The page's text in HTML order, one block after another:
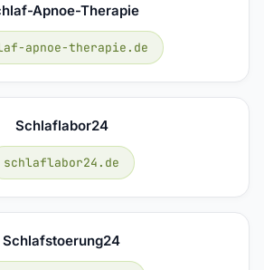
Apnoe-Therapie
apnoe-therapie.de
Schlaflabor24
schlaflabor24.de
Schlafstoerung24